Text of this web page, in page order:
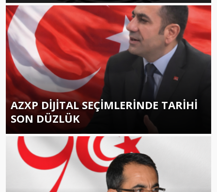
AZXP DİJİTAL SEÇİMLERİNDE TARİHİ
SON DÜZLÜK